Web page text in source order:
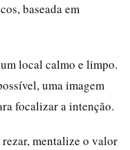
baseada em
local calmo e limpo.
uma imagem
focalizar a intenção.
rezar, mentalize o valor